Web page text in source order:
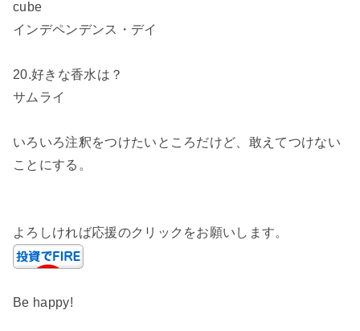
cube
インデペンデンス・デイ
20.好きな香水は？
サムライ
いろいろ注釈をつけたいところだけど、敢えてつけない
ことにする。
よろしければ応援のクリックをお願いします。
Be happy!